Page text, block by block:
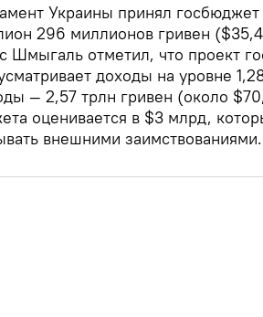
Украины принял
296 миллионов гривен
Шмыгаль отметил, что проект
доходы на уровне
— 2,57 трлн гривен (около
оценивается в $3 млрд,
внешними заимствованиями.